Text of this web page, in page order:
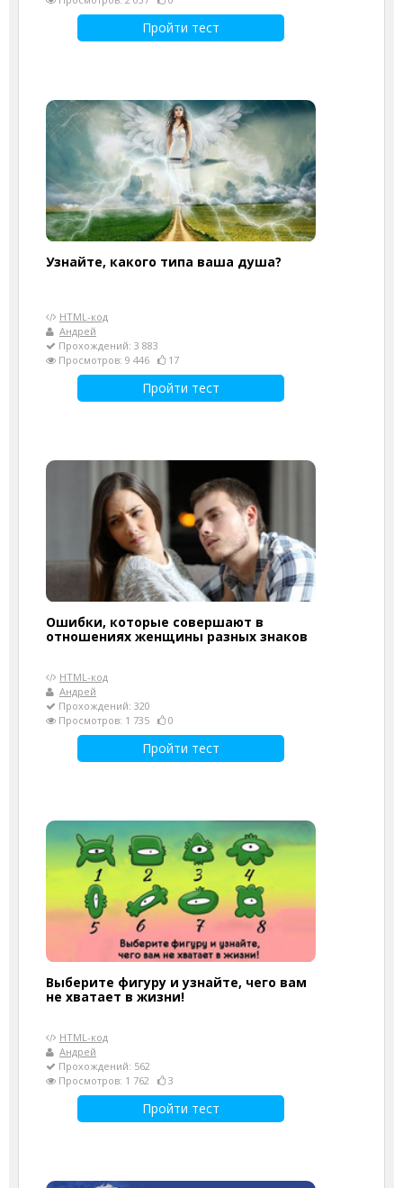
Пройти тест
Узнайте, какого типа ваша душа?
HTML-код
Андрей
Прохождений: 3 883
Просмотров: 9 446
17
Пройти тест
Ошибки, которые совершают в
отношениях женщины разных знаков
HTML-код
Андрей
Прохождений: 320
Просмотров: 1 735
0
Пройти тест
Выберите фигуру и узнайте, чего вам
не хватает в жизни!
HTML-код
Андрей
Прохождений: 562
Просмотров: 1 762
3
Пройти тест